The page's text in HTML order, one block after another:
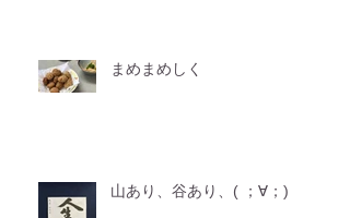
まめまめしく
山あり、谷あり、( ；∀；)